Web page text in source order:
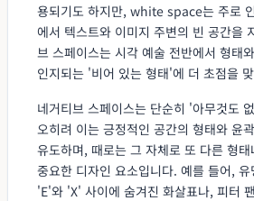
용되기도 하지만, white space는 주로
에서 텍스트와 이미지 주변의 빈 공간을
브 스페이스는 시각 예술 전반에서 형태
인지되는 '비어 있는 형태'에 더 초점을
네거티브 스페이스는 단순히 '아무것도
오히려 이는 긍정적인 공간의 형태와 윤
유도하며, 때로는 그 자체로 또 다른 형
중요한 디자인 요소입니다. 예를 들어,
'E'와 'X' 사이에 숨겨진 화살표나, 피터